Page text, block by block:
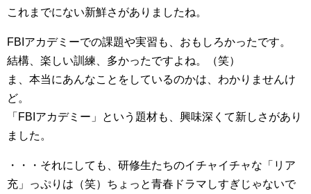
これまでにない新鮮さがありましたね。
FBIアカデミーでの課題や実習も、おもしろかったです。
結構、楽しい訓練、多かったですよね。（笑）
ま、本当にあんなことをしているのかは、わかりませんけ
ど。
「FBIアカデミー」という題材も、興味深くて新しさがあり
ました。
・・・それにしても、研修生たちのイチャイチャな「リア
充」っぷりは（笑）ちょっと青春ドラマしすぎじゃないで